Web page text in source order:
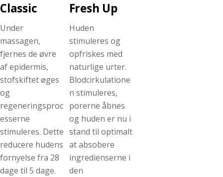
Classic
Under
massagen,
fjernes de øvre
af epidermis,
stofskiftet øges
og
regeneringsproc
esserne
stimuleres. Dette
reducere hudens
fornyelse fra 28
dage til 5 dage.
Fresh Up
Huden
stimuleres og
opfriskes med
naturlige urter.
Blodcirkulatione
n stimuleres,
porerne åbnes
og huden er nu i
stand til optimalt
at absobere
ingredienserne i
den